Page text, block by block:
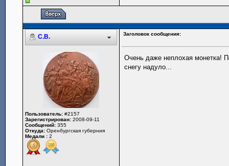
С.В. Заголовок сообщения:
Пользователь: #2157
Зарегистрирован: 2008-09-11
Сообщений: 355
Откуда: Оренбургская губерния
Медали : 2
Очень даже неплохая монетка!
снегу надуло...